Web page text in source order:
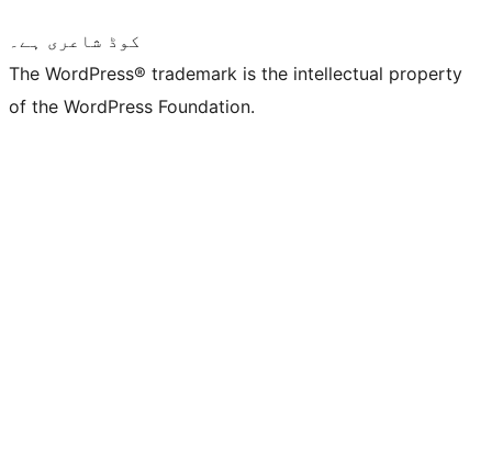
کوڈ شاعری ہے۔
The WordPress® trademark is the intellectual property
of the WordPress Foundation.